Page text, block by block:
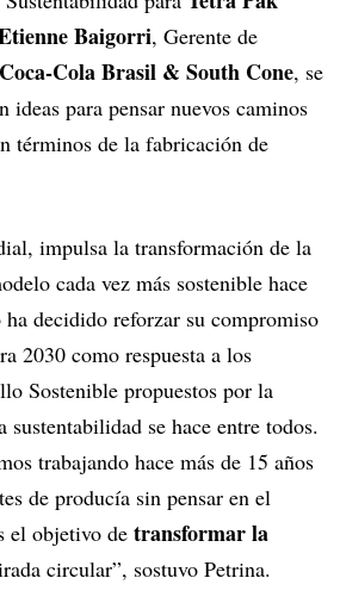
Baigorri, Gerente de
Coca-Cola Brasil & South Cone, se
ideas para pensar nuevos caminos
términos de la fabricación de
impulsa la transformación de la
cada vez más sostenible hace
ha decidido reforzar su compromiso
2030 como respuesta a los
Sostenible propuestos por la
sustentabilidad se hace entre todos.
trabajando hace más de 15 años
de producía sin pensar en el
el objetivo de transformar la
circular”, sostuvo Petrina.